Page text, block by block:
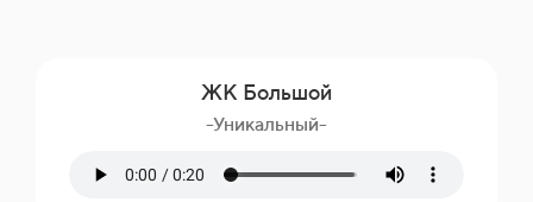
ЖК Большой
-Уникальный-